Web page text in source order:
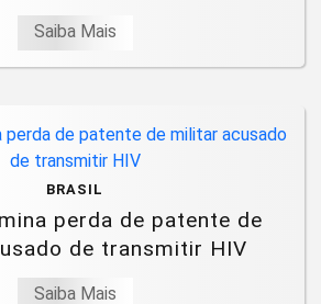
Saiba Mais
BRASIL
perda de patente de
de transmitir HIV
Saiba Mais